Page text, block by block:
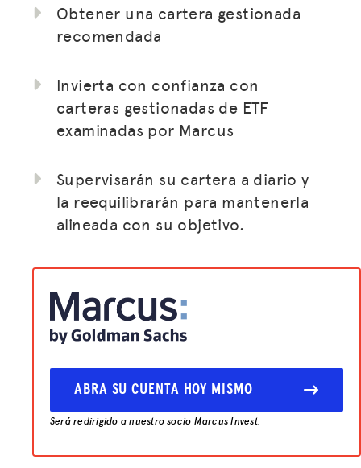
Obtener una cartera gestionada
recomendada
Invierta con confianza con
carteras gestionadas de ETF
examinadas por Marcus
Supervisarán su cartera a diario y
la reequilibrarán para mantenerla
alineada con su objetivo.
ABRA SU CUENTA HOY MISMO
Será redirigido a nuestro socio Marcus Invest.